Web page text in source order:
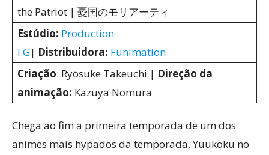
the Patriot | 憂国のモリアーティ
Estúdio: Production
I.G| Distribuidora: Funimation
Criação: Ryōsuke Takeuchi | Direção da
animação: Kazuya Nomura
Chega ao fim a primeira temporada de um dos
animes mais hypados da temporada, Yuukoku no